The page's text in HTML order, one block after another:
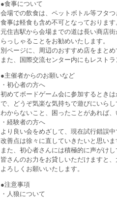
●食事について
会場での飲食は、ペットボトル等フタつ
食事は軽食も含め不可となっております
元住吉駅から会場までの道は長い商店
らっしゃることをお勧めいたします。
別ページに、周辺のおすすめ店をまと
また、国際交流センター内にもレスト
●主催者からのお願いなど
・初心者の方へ
初めてボードゲーム会に参加するとき
で、どうぞ気楽な気持ちで遊びにいらし
わからないこと、困ったことがあれば
・経験者の方へ
より良い会をめざして、現在試行錯誤中
改善点は徐々に直していきたいと思い
また、初心者さんには積極的に声がけ
皆さんのお力をお貸しいただけますと、
よろしくお願いいたします。
●注意事項
・人狼について